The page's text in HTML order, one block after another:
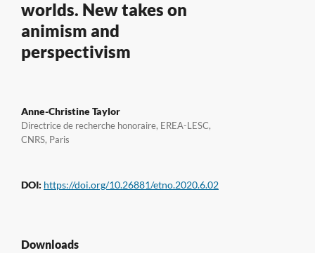
worlds. New takes on
animism and
perspectivism
Anne-Christine Taylor
Directrice de recherche honoraire, EREA-LESC,
CNRS, Paris
DOI: https://doi.org/10.26881/etno.2020.6.02
Downloads